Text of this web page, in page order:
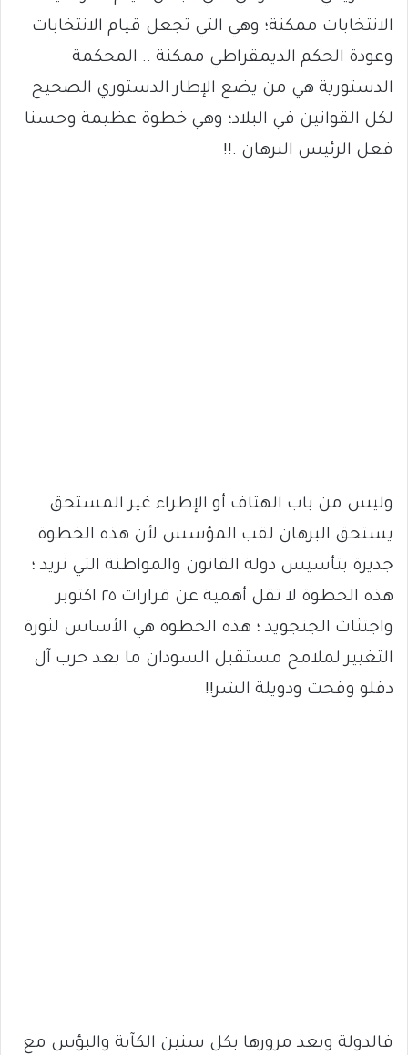
الانتخابات ممكنة؛ وهي التي تجعل قيام الانتخابات
وعودة الحكم الديمقراطي ممكنة .. المحكمة
الدستورية هي من يضع الإطار الدستوري الصحيح
لكل القوانين في البلاد؛ وهي خطوة عظيمة وحسنا
فعل الرئيس البرهان .!!
وليس من باب الهتاف أو الإطراء غير المستحق
يستحق البرهان لقب المؤسس لأن هذه الخطوة
جديرة بتأسيس دولة القانون والمواطنة التي نريد ؛
هذه الخطوة لا تقل أهمية عن قرارات ٢٥ اكتوبر
واجتثاث الجنجويد ؛ هذه الخطوة هي الأساس لثورة
التغيير لملامح مستقبل السودان ما بعد حرب آل
دقلو وقحت ودويلة الشر!!
فالدولة وبعد مرورها بكل سنين الكآبة والبؤس مع